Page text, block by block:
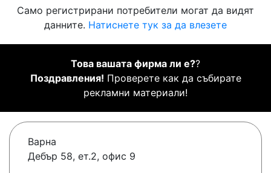
Само регистрирани потребители могат да видят
данните. Натиснете тук за да влезете
Това вашата фирма ли е??
Поздравления! Проверете как да събирате
рекламни материали!
Варна
Дебър 58, ет.2, офис 9